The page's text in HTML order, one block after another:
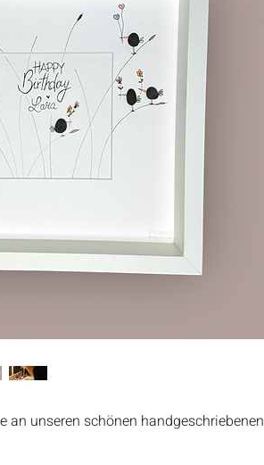
an unseren schönen handgeschriebenen